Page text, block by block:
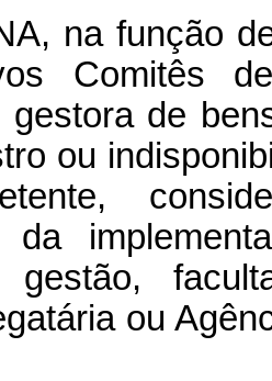
na função
Comitês
gestora de
ou
da
ou